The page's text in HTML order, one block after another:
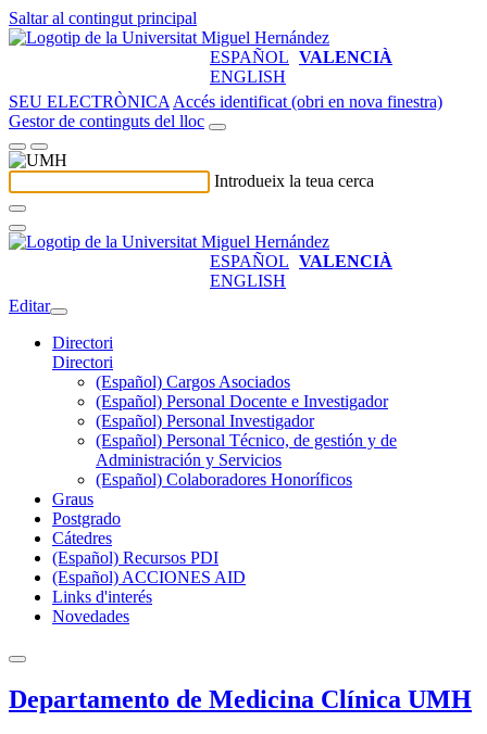
Saltar al contingut principal
ESPAÑOL VALENCIÀ
ENGLISH
SEU ELECTRÒNICA Accés identificat (obri en nova finestra)
Gestor de continguts del lloc
Introdueix la teua cerca
ESPAÑOL VALENCIÀ
ENGLISH
Editar
Directori
Directori
(Español) Cargos Asociados
(Español) Personal Docente e Investigador
(Español) Personal Investigador
(Español) Personal Técnico, de gestión y de
Administración y Servicios
(Español) Colaboradores Honoríficos
Graus
Postgrado
Cátedres
(Español) Recursos PDI
(Español) ACCIONES AID
Links d'interés
Novedades
Departamento de Medicina Clínica UMH